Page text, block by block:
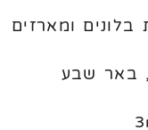
ומארזים